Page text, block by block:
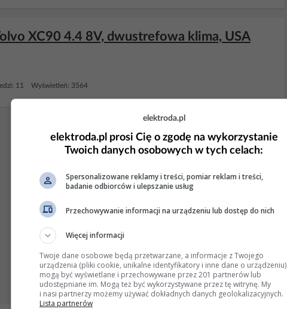
XC90 4.4 8V, dwustrefowa klima, USA
11 Wyświetleń: 3564
elektroda.pl
elektroda.pl prosi Cię o zgodę na wykorzystanie
Twoich danych osobowych w tych celach:
Spersonalizowane reklamy i treści, pomiar reklam i treści,
badanie odbiorców i ulepszanie usług
Przechowywanie informacji na urządzeniu lub dostęp do nich
Więcej informacji
Twoje dane osobowe będą przetwarzane, a informacje z Twojego
urządzenia (pliki cookie, unikalne identyfikatory i inne dane o urządzeniu)
mogą być wyświetlane i przechowywane przez 201 partnerów lub
udostępniane im. Mogą też być wykorzystywane przez tę witrynę. My
i nasi partnerzy możemy używać dokładnych danych geolokalizacyjnych.
Lista partnerów